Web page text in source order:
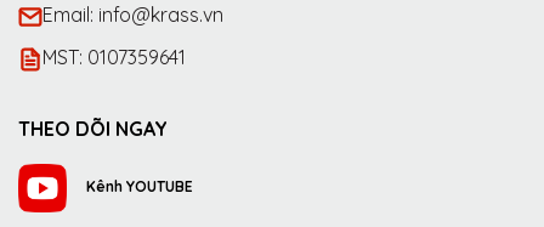
Email: info@krass.vn
MST: 0107359641
THEO DÕI NGAY
Kênh YOUTUBE